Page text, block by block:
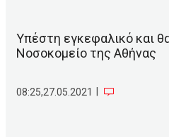
Υπέστη εγκεφαλικό και
Νοσοκομείο της Αθήνας
08:25,27.05.2021